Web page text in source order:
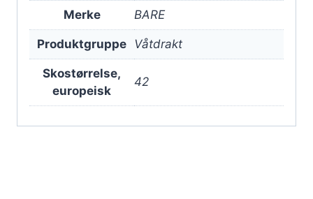
Merke BARE
Produktgruppe Våtdrakt
Skostørrelse,
europeisk
42